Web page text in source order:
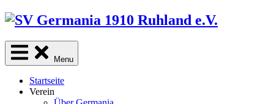
Skip
content
Menu
Startseite
Verein